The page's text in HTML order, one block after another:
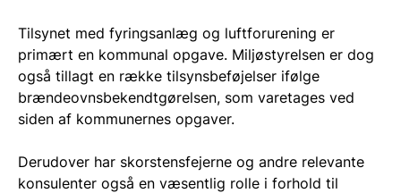
Tilsynet med fyringsanlæg og luftforurening er
primært en kommunal opgave. Miljøstyrelsen er dog
også tillagt en række tilsynsbeføjelser ifølge
brændeovnsbekendtgørelsen, som varetages ved
siden af kommunernes opgaver.
Derudover har skorstensfejerne og andre relevante
konsulenter også en væsentlig rolle i forhold til